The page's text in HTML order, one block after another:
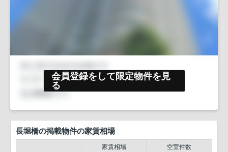
会員登録をして限定物件を見
る
長堀橋の掲載物件の家賃相場
家賃相場 空室件数